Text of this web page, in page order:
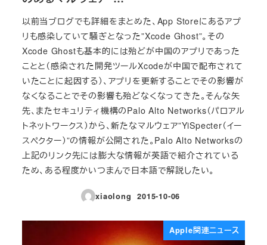
以前当ブログでも詳細をまとめた、App Storeにあるアプ
リも感染していて騒ぎとなった”Xcode Ghost”。その
Xcode Ghostも基本的には殆どが中国のアプリであった
ことと（感染された開発ツールXcodeが中国で配布されて
いたことに起因する）、アプリを更新することでその影響が
なくなることでその影響も殆どなくなってきた。そんな矢
先、またセキュリティ機構のPalo Alto Networks（パロアル
トネットワークス）から、新たなマルウェア”YiSpecter（イー
スペクター）”の情報が公開された。Palo Alto Networksの
上記のリンク先には膨大な情報が英語で紹介されている
ため、ある程度かいつまんで日本語で解説したい。
xiaolong
投稿日
2015-10-06
Apple関連ニュース